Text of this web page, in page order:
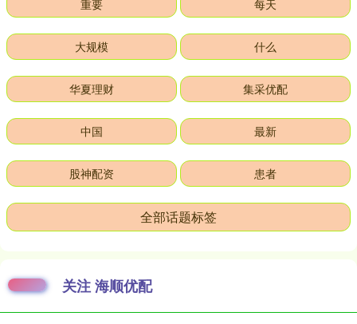
重要 每天
大规模 什么
华夏理财 集采优配
中国 最新
股神配资 患者
全部话题标签
关注 海顺优配